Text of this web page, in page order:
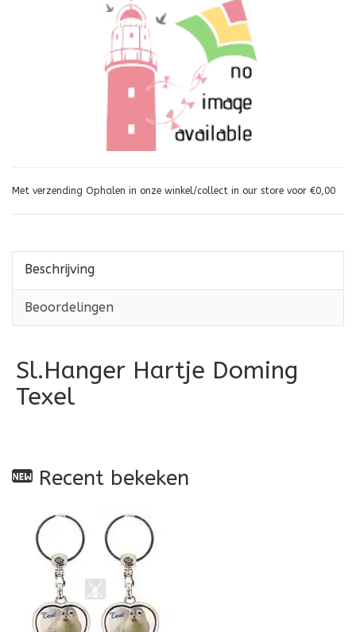
Met verzending Ophalen in onze winkel/collect in our store voor €0,00
Beschrijving
Beoordelingen
Sl.Hanger Hartje Doming
Texel
Recent bekeken